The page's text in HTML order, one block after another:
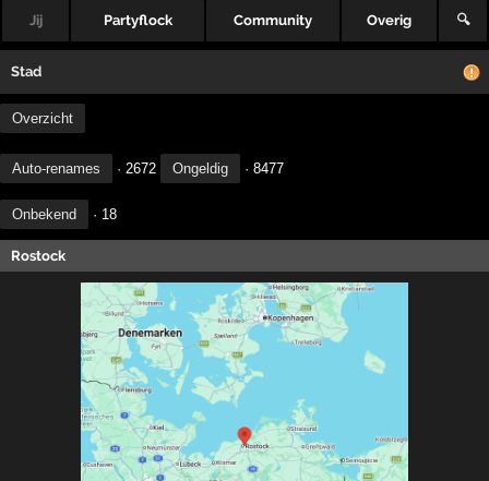
Jij Partyflock Community Overig 🔍
Stad
Overzicht
Auto-renames · 2672 Ongeldig · 8477
Onbekend · 18
Rostock